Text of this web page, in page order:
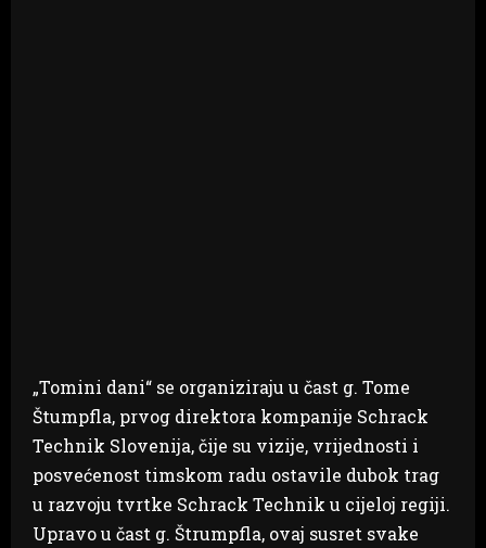
„Tomini dani“ se organiziraju u čast g. Tome
Štumpfla, prvog direktora kompanije Schrack
Technik Slovenija, čije su vizije, vrijednosti i
posvećenost timskom radu ostavile dubok trag
u razvoju tvrtke Schrack Technik u cijeloj regiji.
Upravo u čast g. Štrumpfla, ovaj susret svake